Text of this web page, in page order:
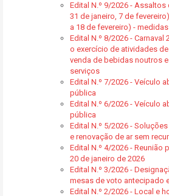
Edital N.º 9/2026 - Assaltos
31 de janeiro, 7 de
a 18 de fevereiro) -
Edital N.º 8/2026 -
o exercício de atividades
venda de bebidas noutros
serviços
Edital N.º 7/2026 - Veículo
pública
Edital N.º 6/2026 - Veículo
pública
Edital N.º 5/2026 -
e renovação de ar sem
Edital N.º 4/2026 - Reunião
20 de janeiro de 2026
Edital N.º 3/2026 -
mesas de voto antecipado
Edital N.º 2/2026 - Local e